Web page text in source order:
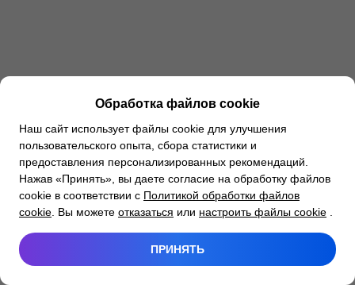
Обработка файлов cookie
Наш сайт использует файлы cookie для улучшения
пользовательского опыта, сбора статистики и
предоставления персонализированных рекомендаций.
Нажав «Принять», вы даете согласие на обработку файлов
cookie в соответствии с Политикой обработки файлов
cookie . Вы можете отказаться или настроить файлы cookie
ПРИНЯТЬ